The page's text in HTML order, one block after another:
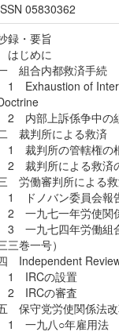
05830362
録・要旨
はじめに
組合内都救済手続
1 Exhaustion of
2 内部上訴係争中の
裁判所による救済
1 裁判所の管轄権の
2 裁判所による救済
労働審判所による
1 ドノバン委員会報
2 一九七一年労使関
3 一九七四年労働組
三巻一号）
Independent
1 IRCの設置
2 IRCの審査
保守党労使関係法
1 一九八○年雇用法